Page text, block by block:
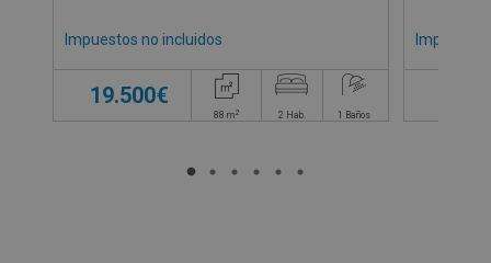
Impuestos no incluidos
19.500€
88 m2 2 Hab. 1 Baños